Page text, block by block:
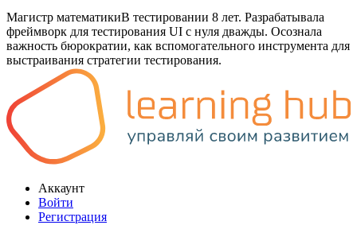
Магистр математикиВ тестировании 8 лет. Разрабатывала
фреймворк для тестирования UI с нуля дважды. Осознала
важность бюрократии, как вспомогательного инструмента для
выстраивания стратегии тестирования.
Аккаунт
Войти
Регистрация